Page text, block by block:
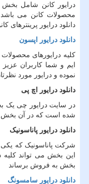
درایور کانن شامل
محصولات کانن می
دانلود درایور پرینترهای
دانلود درایور اپسون
کلیه درایورهای
ایم و شما کاربران
نموده و درایور مورد
دانلود درایور اچ پی
در سایت درایور چی یک
شده است که در آن بخش
دانلود درایور پاناسونیک
شرکت پاناسونیک که یکی
این بخش می تواند کلیه
بخش به فروش برساند
دانلود درایور سامسونگ